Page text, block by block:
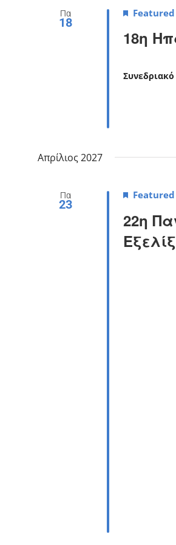
Πα
18
18η
Featured
Απρίλιος 2027
Πα
23
22η
Featured